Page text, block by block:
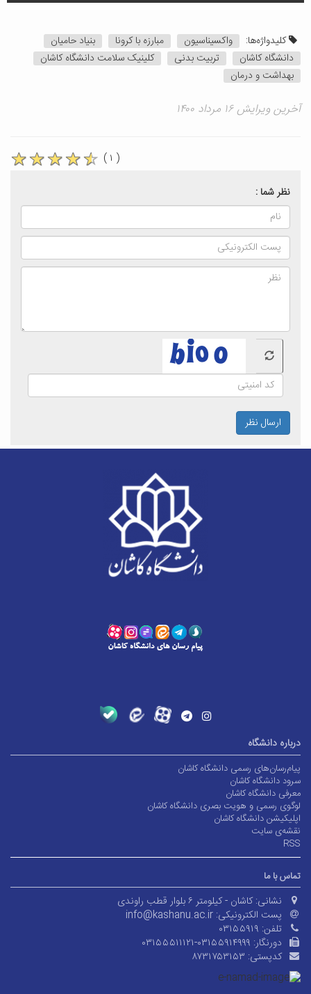
کلیدواژه‌ها: واکسیناسیون مبارزه با کرونا
بنیاد حامیان
دانشگاه کاشان
تربیت بدنی
کلینیک سلامت دانشگاه کاشان
بهداشت و درمان
آخرین ویرایش ۱۶ مرداد ۱۴۰۰
( ۱ )
نظر شما :
ارسال نظر
درباره دانشگاه
پیام‌رسان‌های رسمی دانشگاه کاشان
سرود دانشگاه کاشان
معرفی دانشگاه کاشان
لوگوی رسمی و هویت بصری دانشگاه کاشان
اپلیکیشن دانشگاه کاشان
نقشه‌ی سایت
RSS
تماس با ما
نشانی: کاشان - کیلومتر ۶ بلوار قطب راوندی
پست الکترونیکی: info@kashanu.ac.ir
تلفن: ۰۳۱۵۵۹۱۹
دورنگار: ۰۳۱۵۵۵۱۱۱۲۱-۰۳۱۵۵۹۱۴۹۹۹
کدپستی: ۸۷۳۱۷۵۳۱۵۳